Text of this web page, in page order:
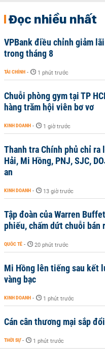
Đọc nhiều nhất
VPBank điều chỉnh giảm
trong tháng 8
TÀI CHÍNH - 1 phút trước
Chuỗi phòng gym tại TP
hàng trăm hội viên bơ vơ
KINH DOANH - 1 giờ trước
Thanh tra Chính phủ chỉ ra
Hải, Mi Hồng, PNJ, SJC,
an
KINH DOANH - 13 giờ trước
Tập đoàn của Warren
phiếu, chấm dứt chuỗi bán
QUỐC TẾ - 20 phút trước
Mi Hồng lên tiếng sau kết
vàng bạc
KINH DOANH - 1 phút trước
Cán cân thương mại sắp
THỜI SỰ - 1 phút trước